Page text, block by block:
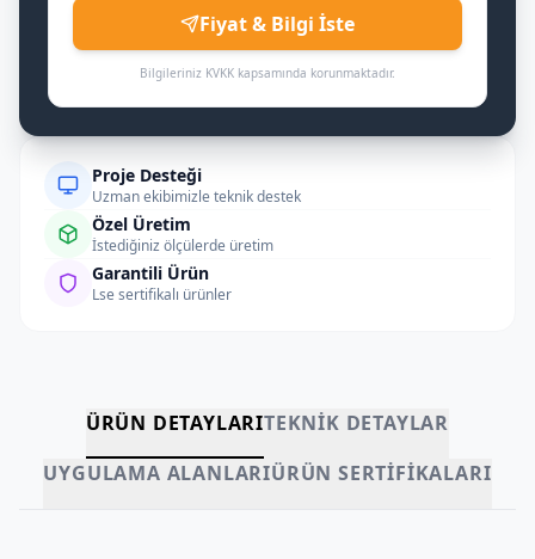
Fiyat & Bilgi İste
Bilgileriniz KVKK kapsamında korunmaktadır.
Proje Desteği
Uzman ekibimizle teknik destek
Özel Üretim
İstediğiniz ölçülerde üretim
Garantili Ürün
Lse sertifikalı ürünler
ÜRÜN DETAYLARITEKNIK DETAYLAR
UYGULAMA ALANLARIÜRÜN SERTIFIKALARI